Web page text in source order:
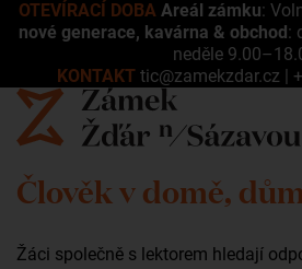
OTEVÍRACÍ DOBA Areál zámku:
nové generace, kavárna & obchod:
neděle
KONTAKT tic@zamekzdar.cz |
Člověk v domě,
Žáci společně s lektorem hledají